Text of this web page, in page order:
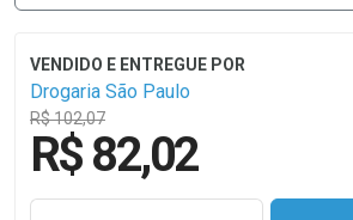
Drogaria São Paulo
R$ 102,07
R$ 82,02